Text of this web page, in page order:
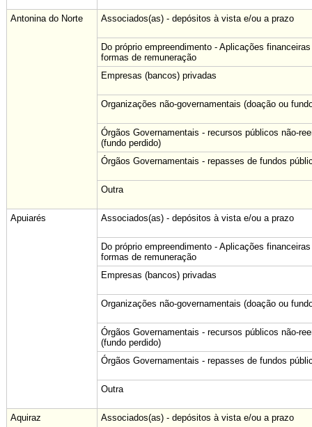
Antonina do Norte Associados(as) - depósitos à vista e/ou a prazo
Do próprio empreendimento - Aplicações
formas de remuneração
Empresas (bancos) privadas
Organizações não-governamentais (doação ou
Órgãos Governamentais - recursos públicos não-
(fundo perdido)
Órgãos Governamentais - repasses de fundos
Outra
Apuiarés Associados(as) - depósitos à vista e/ou a prazo
Do próprio empreendimento - Aplicações
formas de remuneração
Empresas (bancos) privadas
Organizações não-governamentais (doação ou
Órgãos Governamentais - recursos públicos não-
(fundo perdido)
Órgãos Governamentais - repasses de fundos
Outra
Aquiraz Associados(as) - depósitos à vista e/ou a prazo